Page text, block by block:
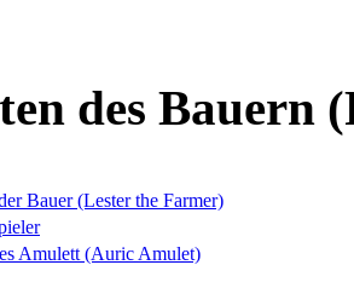
des Bauern
Bauer (Lester the Farmer)
Amulett (Auric Amulet)